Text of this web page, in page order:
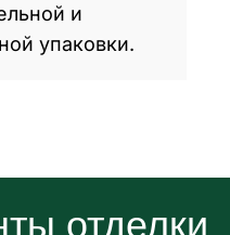
и
упаковки.
отделки